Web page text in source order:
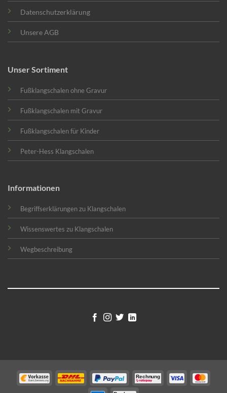
Datenschutzerklärung
Unsere AGB
Unser Sortiment
Fußklangschalen ohne Gravur
Fußklangschalen mit Gravur
Fußklangschalen für Kinder
Peter-Hess Klangschalen
Informationen
Begriffserklärungen zu Klangschalen
Wissenswertes zu Klangschalen
Wegbeschreibung
C-
C-
C-
Rechnung
C-
C-